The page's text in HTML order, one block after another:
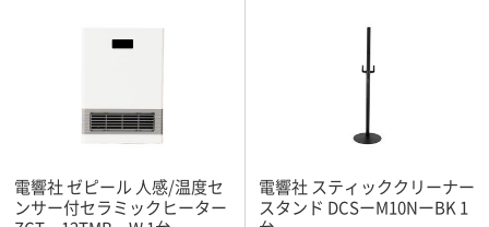
電響社 ゼピール 人感/温度セ
ンサー付セラミックヒーター
電響社 スティッククリーナー
スタンド DCSーM10NーBK 1